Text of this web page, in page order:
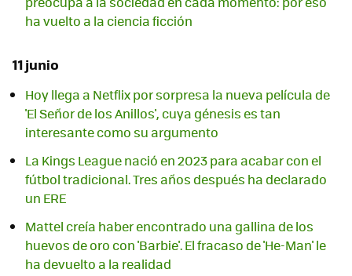
ha vuelto a la ciencia ficción
11 junio
Hoy llega a Netflix por sorpresa la nueva película de
'El Señor de los Anillos', cuya génesis es tan
interesante como su argumento
La Kings League nació en 2023 para acabar con el
fútbol tradicional. Tres años después ha declarado
un ERE
Mattel creía haber encontrado una gallina de los
huevos de oro con 'Barbie'. El fracaso de 'He-Man' le
ha devuelto a la realidad